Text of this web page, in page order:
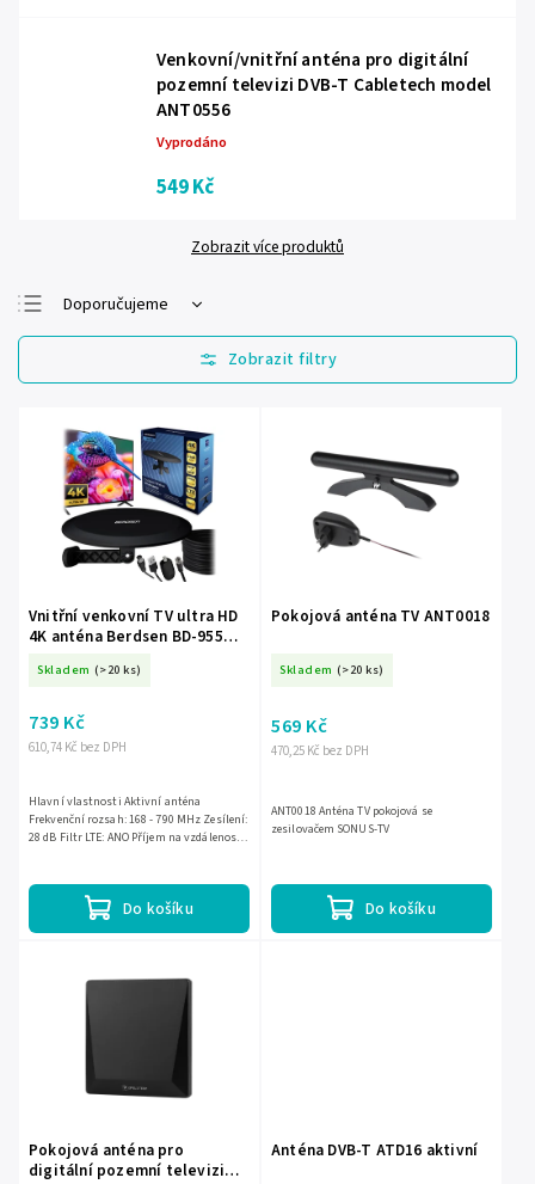
Venkovní/vnitřní anténa pro digitální
pozemní televizi DVB-T Cabletech model
ANT0556
Vyprodáno
549 Kč
Zobrazit více produktů
Doporučujeme
Nejlevnější
Nejdražší
Abecedně
Vnitřní venkovní TV ultra HD
4K anténa Berdsen BD-955
Skladem (>20 ks)
610,74 Kč bez DPH
739 Kč
Do košíku
Hlavní vlastnosti Aktivní anténa
Frekvenční rozsah: 168 - 790 MHz Zesílení:
28 dB Filtr LTE: ANO Příjem na vzdálenost
Pokojová anténa TV ANT0018
Skladem (>20 ks)
470,25 Kč bez DPH
569 Kč
Do košíku
ANT0018 Anténa TV pokojová se
zesilovačem SONUS-TV
Pokojová anténa pro
digitální pozemní televizi
Anténa DVB-T ATD16 aktivní